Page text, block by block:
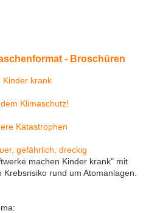
- Broschüren
machen Kinder krank" mit
rund um Atomanlagen.